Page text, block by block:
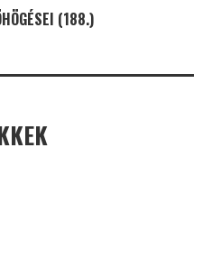
(188.)